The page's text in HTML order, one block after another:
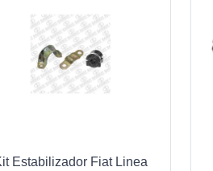
Estabilizador Fiat Linea